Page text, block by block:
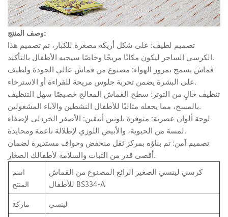
وصف المنتج:
تصميم لطيف: على شكل أريكة مصغرة للكبار، تم تصميم هذا
الكرسي الساحر ليكون مكانًا مريحًا وخاصًا سيحبه الأطفال بالتأكيد.
قماش يسمح بمرور الهواء: مصنوع من قماش عالي الجودة ولطيف
على البشرة يضمن تجربة جلوس مريحة للقراءة أو الاسترخاء.
تنظيف خالٍ من التوتر: سطح القماش المعالج خصيصًا سهل التنظيف
بالمسح، مما يجعله مثاليًا للأطفال النشطين والآباء المشغولين.
لوحة ألوان عصرية: متوفرة بلونين أنيقين: الأصفر الخردلي لإضفاء
لمسة من الحيوية، والأبيض اللوزي لإطلالة ناعمة ومحايدة.
تصميم آمن: تم بناؤه بمركز ثقل منخفض وحواف مستديرة لضمان
أقصى قدر من الثبات والسلامة لأطفالك الصغار.
اسم
المنتج
كرسي لينسي الصغير الرائع المصنوع من القماش
للأطفال BS334-A
ماركة
لينسي